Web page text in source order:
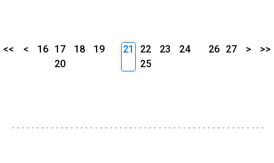
<< < 16 17 18
19
20
21 22 23
24
25
26 27 > >>